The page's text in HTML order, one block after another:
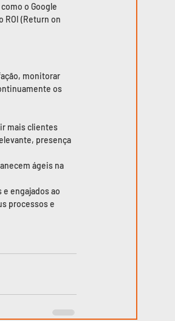
o Google
(Return on
monitorar
os
mais clientes
presença
ágeis na
engajados ao
processos e